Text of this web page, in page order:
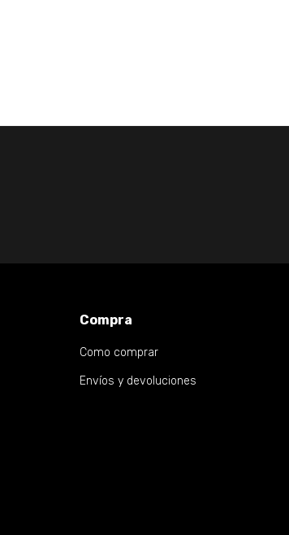
Compra
Como comprar
Envíos y devoluciones